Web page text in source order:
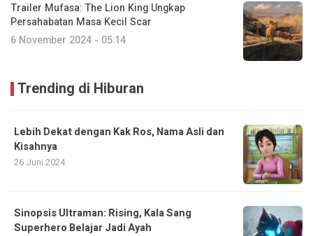
Trailer Mufasa: The Lion King Ungkap
Persahabatan Masa Kecil Scar
6 November 2024 - 05:14
Trending di Hiburan
Lebih Dekat dengan Kak Ros, Nama Asli dan
Kisahnya
26 Juni 2024
Sinopsis Ultraman: Rising, Kala Sang
Superhero Belajar Jadi Ayah